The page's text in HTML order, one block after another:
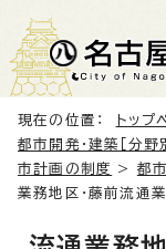
現在の位置： トップ
都市開発・建築［分野
市計画の制度
> 都
業務地区・藤前流通